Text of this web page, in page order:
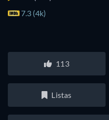
7.3 (4k)
113
Listas